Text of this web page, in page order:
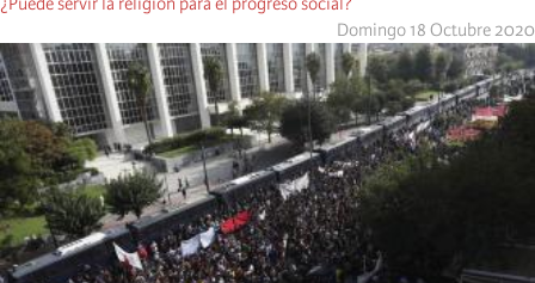
Domingo 18 Octubre 2020